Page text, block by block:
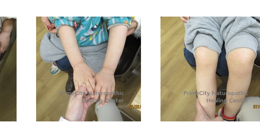
PrimeCity Naturopathic
Healing Center
PrimeCity Naturopathic
Healing Center